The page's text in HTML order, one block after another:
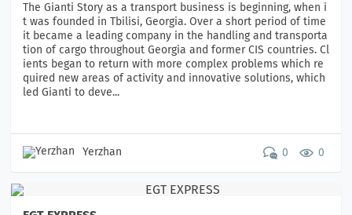
The Gianti Story as a transport business is beginning, when i
t was founded in Tbilisi, Georgia. Over a short period of time
it became a leading company in the handling and transporta
tion of cargo throughout Georgia and former CIS countries. Cl
ients began to return with more complex problems which re
quired new areas of activity and innovative solutions, which
led Gianti to deve...
Yerzhan 0 0